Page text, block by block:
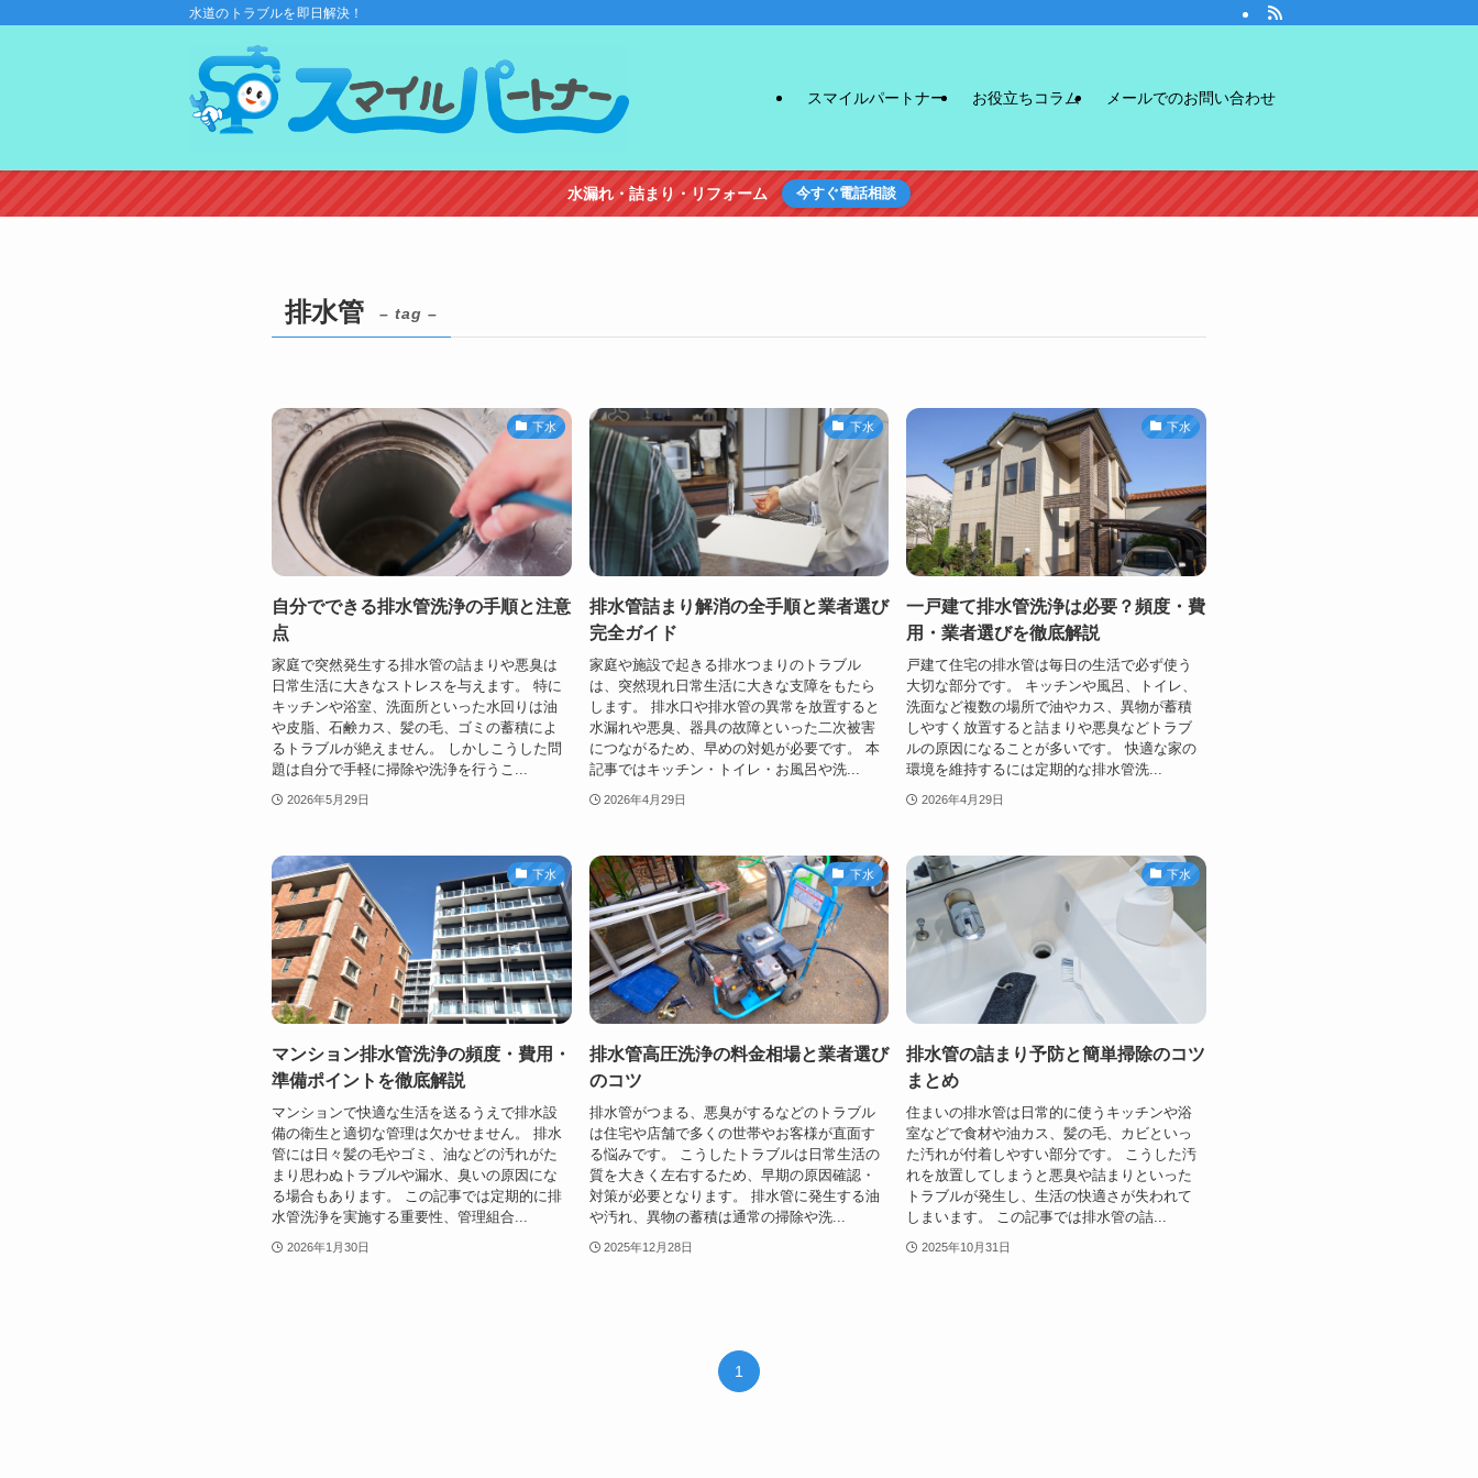
水道のトラブルを即日解決！
スマイルパートナー お役立ちコラム メールでのお問い合わせ
水漏れ・詰まり・リフォーム 今すぐ電話相談
排水管 – tag –
下水
自分でできる排水管洗浄の手順と注意
点
家庭で突然発生する排水管の詰まりや悪臭は
日常生活に大きなストレスを与えます。 特に
キッチンや浴室、洗面所といった水回りは油
や皮脂、石鹸カス、髪の毛、ゴミの蓄積によ
るトラブルが絶えません。 しかしこうした問
題は自分で手軽に掃除や洗浄を行うこ...
2026年5月29日
下水
排水管詰まり解消の全手順と業者選び
完全ガイド
家庭や施設で起きる排水つまりのトラブル
は、突然現れ日常生活に大きな支障をもたら
します。 排水口や排水管の異常を放置すると
水漏れや悪臭、器具の故障といった二次被害
につながるため、早めの対処が必要です。 本
記事ではキッチン・トイレ・お風呂や洗...
2026年4月29日
下水
一戸建て排水管洗浄は必要？頻度・費
用・業者選びを徹底解説
戸建て住宅の排水管は毎日の生活で必ず使う
大切な部分です。 キッチンや風呂、トイレ、
洗面など複数の場所で油やカス、異物が蓄積
しやすく放置すると詰まりや悪臭などトラブ
ルの原因になることが多いです。 快適な家の
環境を維持するには定期的な排水管洗...
2026年4月29日
下水
マンション排水管洗浄の頻度・費用・
準備ポイントを徹底解説
マンションで快適な生活を送るうえで排水設
備の衛生と適切な管理は欠かせません。 排水
管には日々髪の毛やゴミ、油などの汚れがた
まり思わぬトラブルや漏水、臭いの原因にな
る場合もあります。 この記事では定期的に排
水管洗浄を実施する重要性、管理組合...
2026年1月30日
下水
排水管高圧洗浄の料金相場と業者選び
のコツ
排水管がつまる、悪臭がするなどのトラブル
は住宅や店舗で多くの世帯やお客様が直面す
る悩みです。 こうしたトラブルは日常生活の
質を大きく左右するため、早期の原因確認・
対策が必要となります。 排水管に発生する油
や汚れ、異物の蓄積は通常の掃除や洗...
2025年12月28日
下水
排水管の詰まり予防と簡単掃除のコツ
まとめ
住まいの排水管は日常的に使うキッチンや浴
室などで食材や油カス、髪の毛、カビといっ
た汚れが付着しやすい部分です。 こうした汚
れを放置してしまうと悪臭や詰まりといった
トラブルが発生し、生活の快適さが失われて
しまいます。 この記事では排水管の詰...
2025年10月31日
1